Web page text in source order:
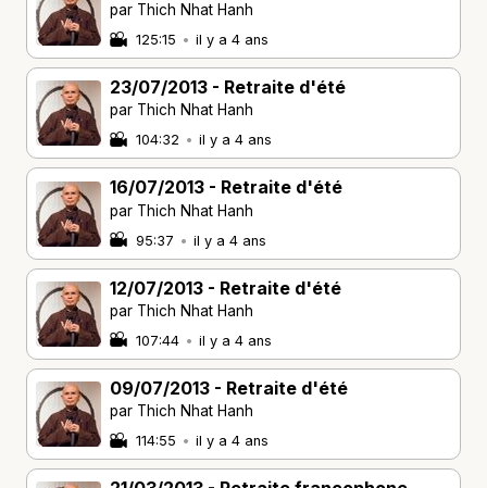
par Thich Nhat Hanh
125:15 • il y a 4 ans
23/07/2013 - Retraite d'été
par Thich Nhat Hanh
104:32 • il y a 4 ans
16/07/2013 - Retraite d'été
par Thich Nhat Hanh
95:37 • il y a 4 ans
12/07/2013 - Retraite d'été
par Thich Nhat Hanh
107:44 • il y a 4 ans
09/07/2013 - Retraite d'été
par Thich Nhat Hanh
114:55 • il y a 4 ans